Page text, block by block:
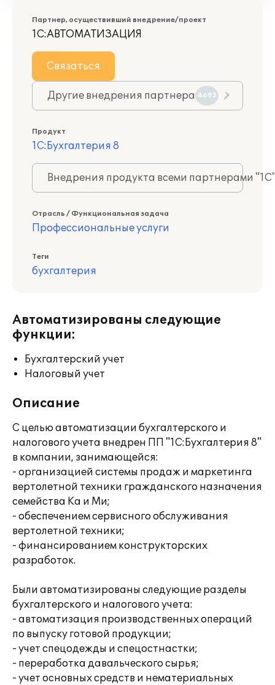
Партнер, осуществивший внедрение/проект
1С:АВТОМАТИЗАЦИЯ
Связаться
Другие внедрения партнера 4693
Продукт
1С:Бухгалтерия 8
Внедрения продукта всеми партнерами
Отрасль / Функциональная задача
Профессиональные услуги
Теги
бухгалтерия
Автоматизированы следующие
функции:
Бухгалтерский учет
Налоговый учет
Описание
С целью автоматизации бухгалтерского и
налогового учета внедрен ПП "1С:Бухгалтерия 8"
в компании, занимающейся:
- организацией системы продаж и маркетинга
вертолетной техники гражданского назначения
семейства Ка и Ми;
- обеспечением сервисного обслуживания
вертолетной техники;
- финансированием конструкторских
разработок.
Были автоматизированы следующие разделы
бухгалтерского и налогового учета:
- автоматизация производственных операций
по выпуску готовой продукции;
- учет спецодежды и спецостнастки;
- переработка давальческого сырья;
- учет основных средств и нематериальных